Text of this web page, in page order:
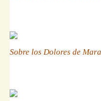
Sobre los Dolores de Mara